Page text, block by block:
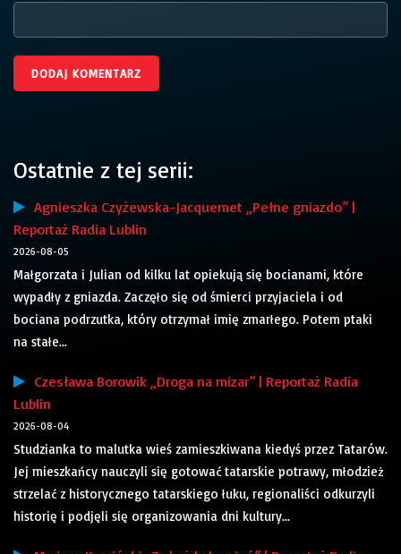
Ostatnie z tej serii:
Agnieszka Czyżewska-Jacquemet „Pełne gniazdo” |
Reportaż Radia Lublin
2026-08-05
Małgorzata i Julian od kilku lat opiekują się bocianami, które
wypadły z gniazda. Zaczęło się od śmierci przyjaciela i od
bociana podrzutka, który otrzymał imię zmarłego. Potem ptaki
na stałe...
Czesława Borowik „Droga na mizar” | Reportaż Radia
Lublin
2026-08-04
Studzianka to malutka wieś zamieszkiwana kiedyś przez Tatarów.
Jej mieszkańcy nauczyli się gotować tatarskie potrawy, młodzież
strzelać z historycznego tatarskiego łuku, regionaliści odkurzyli
historię i podjęli się organizowania dni kultury...